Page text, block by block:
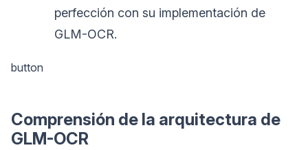
perfección con su implementación de
GLM-OCR.
button
Comprensión de la arquitectura de
GLM-OCR